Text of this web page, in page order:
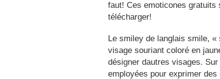
faut! Ces emoticones
télécharger!
Le smiley de langlais smile,
visage souriant coloré en
désigner dautres visages.
employées pour exprimer